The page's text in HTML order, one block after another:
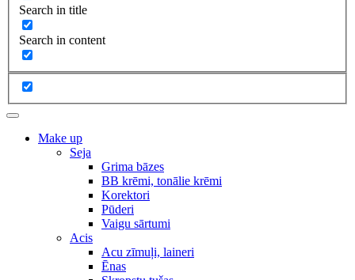
Search in title
Search in content
Make up
Seja
Grima bāzes
BB krēmi, tonālie krēmi
Korektori
Pūderi
Vaigu sārtumi
Acis
Acu zīmuļi, laineri
Ēnas